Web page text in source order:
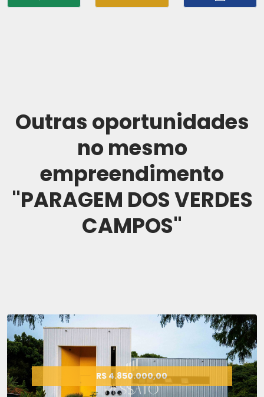
Outras oportunidades
no mesmo
empreendimento
"PARAGEM DOS VERDES
CAMPOS"
R$ 4.850.000,00